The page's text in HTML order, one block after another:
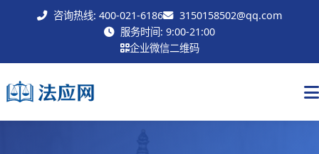
咨询热线: 400-021-6186
3150158502@qq.com
服务时间: 9:00-21:00
企业微信二维码